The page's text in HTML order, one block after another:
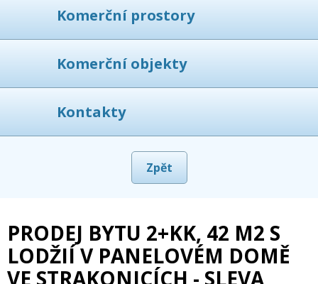
Komerční prostory
Komerční objekty
Kontakty
Zpět
PRODEJ BYTU 2+KK, 42 M2 S
LODŽIÍ V PANELOVÉM DOMĚ
VE STRAKONICÍCH - SLEVA